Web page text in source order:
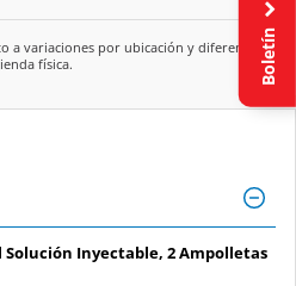
a variaciones por ubicación y diferente
física.
Solución Inyectable, 2 Ampolletas
Boletín